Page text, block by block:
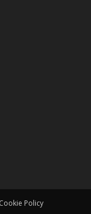
Cookie Policy